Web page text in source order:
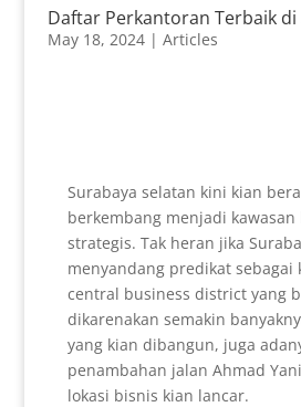
Daftar Perkantoran Terbaik di
May 18, 2024| Articles
Surabaya selatan kini kian
berkembang menjadi kawasan
strategis. Tak heran jika
menyandang predikat sebagai
central business district yang
dikarenakan semakin
yang kian dibangun, juga
penambahan jalan Ahmad
lokasi bisnis kian lancar.